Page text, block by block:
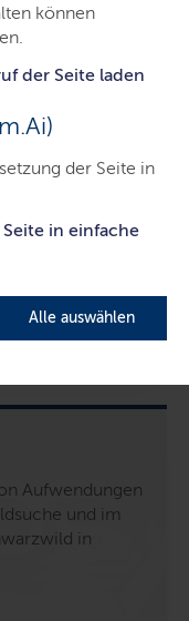
können
der Seite laden
der Seite in
in einfache
Alle auswählen
2024/2025
Aufwendungen
und im
in